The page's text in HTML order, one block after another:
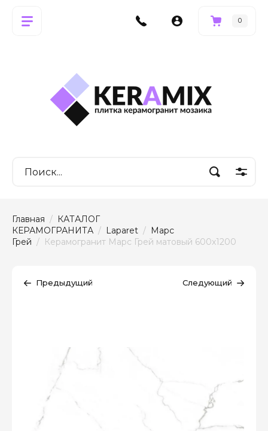
0
Главная / КАТАЛОГ
КЕРАМОГРАНИТА / Laparet / Марс
Грей /  Керамогранит Марс Грей матовый 600x1200
Предыдущий Следующий